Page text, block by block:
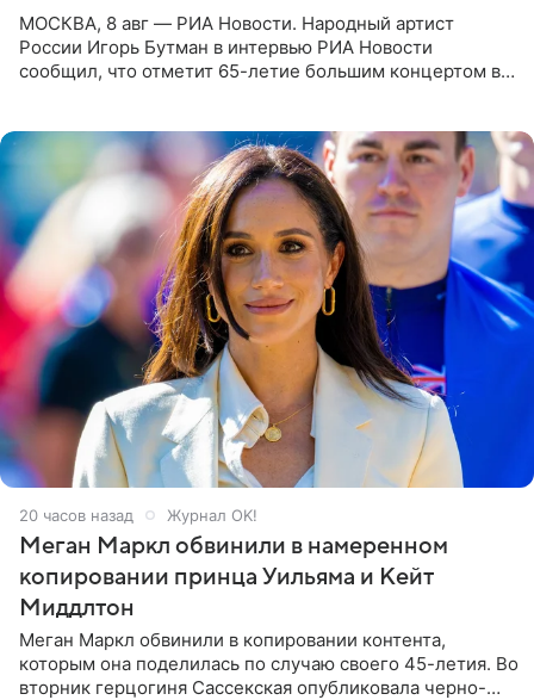
МОСКВА, 8 авг — РИА Новости. Народный артист
России Игорь Бутман в интервью РИА Новости
сообщил, что отметит 65-летие большим концертом в
20 часов назад Журнал OK!
Меган Маркл обвинили в намеренном
копировании принца Уильяма и Кейт
Миддлтон
Меган Маркл обвинили в копировании контента,
которым она поделилась по случаю своего 45-летия. Во
вторник герцогиня Сассекская опубликовала черно-